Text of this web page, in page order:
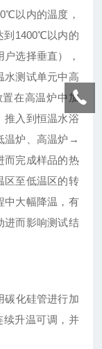
以内的温度，
1400℃以内的
选择垂直），
水测试单元中高
在高温炉中加
推入到恒温水浴
温炉、高温炉 →
而完成样品的热
区至低温区的转
中大幅降温，有
进而影响测试结
碳化硅管进行加
续升温可调，并